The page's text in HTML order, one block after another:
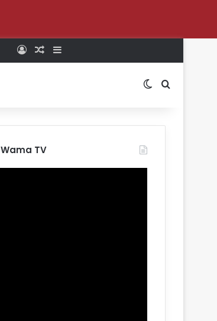
Log InRandom Article
Sidebar
Switch skin
Search for
Wama TV